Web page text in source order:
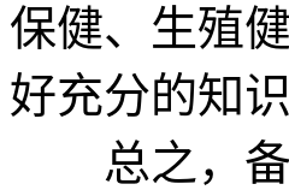
保健、生殖
好充分的知识
总之，备